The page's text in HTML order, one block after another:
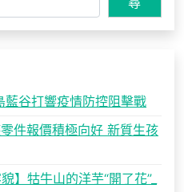
谷打響疫情防控阻擊戰
件報價積極向好 新質生孩
】牯牛山的洋芋“開了花”_